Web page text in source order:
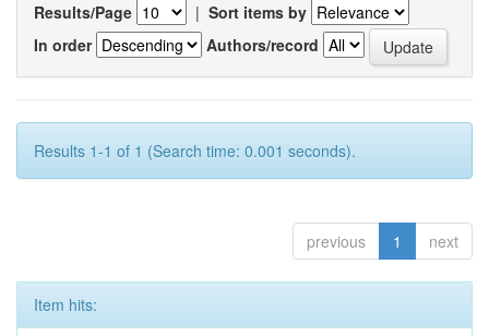
Results/Page | Sort items by
In order
Authors/record
Results 1-1 of 1 (Search time: 0.001 seconds).
previous 1 next
Item hits: